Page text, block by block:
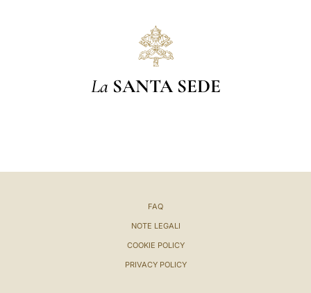
La SANTA SEDE
FAQ
NOTE LEGALI
COOKIE POLICY
PRIVACY POLICY